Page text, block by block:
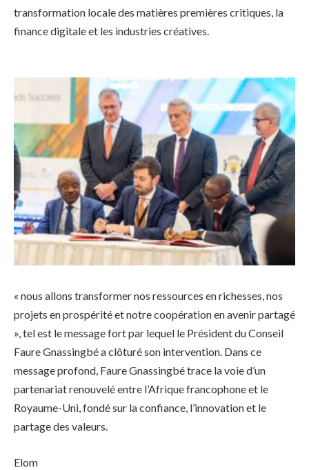
transformation locale des matières premières critiques, la
finance digitale et les industries créatives.
« nous allons transformer nos ressources en richesses, nos
projets en prospérité et notre coopération en avenir partagé
», tel est le message fort par lequel le Président du Conseil
Faure Gnassingbé a clôturé son intervention. Dans ce
message profond, Faure Gnassingbé trace la voie d’un
partenariat renouvelé entre l’Afrique francophone et le
Royaume-Uni, fondé sur la confiance, l’innovation et le
partage des valeurs.
Elom